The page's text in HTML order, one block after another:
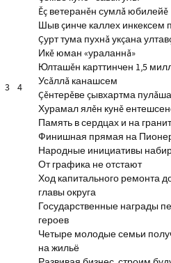
3 4
Ĕç ветеранĕн сумлă юбилейĕ
Шыв çинче каллех инкексем
Çурт тума пухнă укçана
Икĕ юман «ураланнă»
Юлташĕн карттинчен 1,5
Усăллă канашсем
Çĕнтерĕве çывхартма
Хурамал ялĕн кунĕ
Память в сердцах и на
Финишная прямая на
Народные инициативы
От графика не отстают
Ход капитального ремонта
главы округа
Государственные награды
героев
Четыре молодые семьи
на жильё